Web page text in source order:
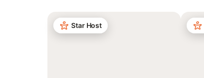
Star Host